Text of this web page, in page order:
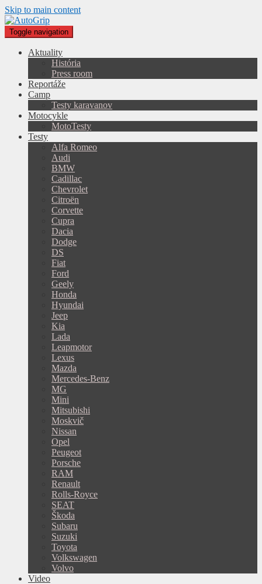
Skip to main content
Toggle navigation
Aktuality
História
Press room
Reportáže
Camp
Testy karavanov
Motocykle
MotoTesty
Testy
Alfa Romeo
Audi
BMW
Cadillac
Chevrolet
Citroën
Corvette
Cupra
Dacia
Dodge
DS
Fiat
Ford
Geely
Honda
Hyundai
Jeep
Kia
Lada
Leapmotor
Lexus
Mazda
Mercedes-Benz
MG
Mini
Mitsubishi
Moskvič
Nissan
Opel
Peugeot
Porsche
RAM
Renault
Rolls-Royce
SEAT
Škoda
Subaru
Suzuki
Toyota
Volkswagen
Volvo
Video